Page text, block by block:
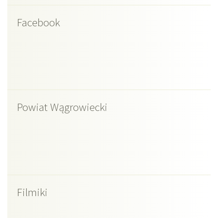
Facebook
Powiat Wągrowiecki
Filmiki